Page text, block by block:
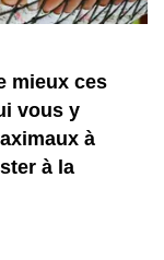
mieux ces
vous y
à
à la